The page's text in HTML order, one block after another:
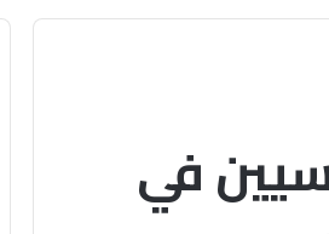
في